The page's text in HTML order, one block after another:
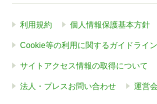
利用規約 個人情報保護基本方針
Cookie等の利用に関するガイドライン
サイトアクセス情報の取得について
法人・プレスお問い合わせ 運営